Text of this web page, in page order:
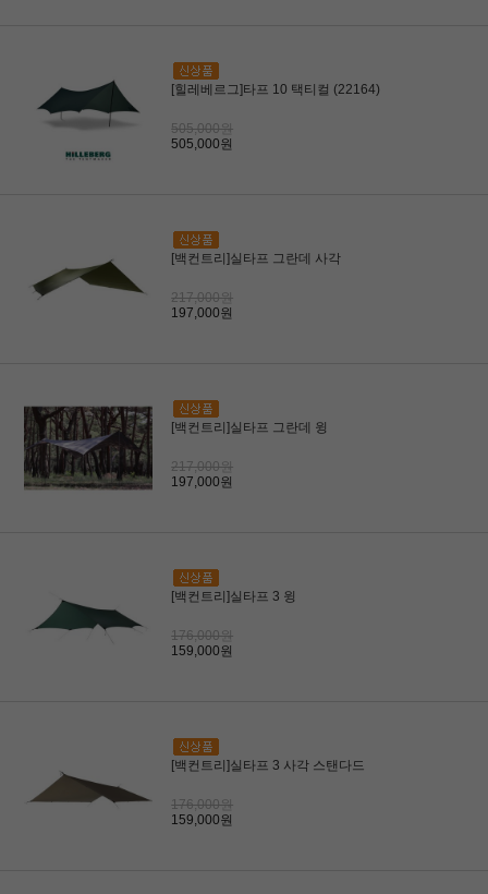
[힐레베르그]타프 10 택티컬 (22164)
505,000원
505,000원
[백컨트리]실타프 그란데 사각
217,000원
197,000원
[백컨트리]실타프 그란데 윙
217,000원
197,000원
[백컨트리]실타프 3 윙
176,000원
159,000원
[백컨트리]실타프 3 사각 스탠다드
176,000원
159,000원